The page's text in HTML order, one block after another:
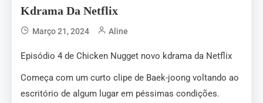
Kdrama Da Netflix
Março 21, 2024 Aline
Episódio 4 de Chicken Nugget novo kdrama da Netflix
Começa com um curto clipe de Baek-joong voltando ao
escritório de algum lugar em péssimas condições.